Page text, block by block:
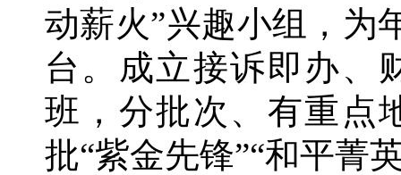
动薪火”兴趣小组，为
台。成立接诉即办、
班，分批次、有重点
批“紫金先锋”“和平菁